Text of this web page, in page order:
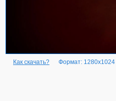
Как скачать? Формат: 1280x1024